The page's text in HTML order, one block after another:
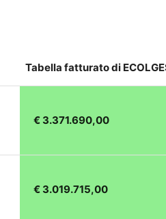
Tabella fatturato di
€ 3.371.690,00
€ 3.019.715,00